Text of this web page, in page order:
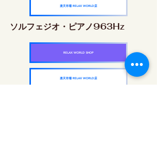
楽天市場 RELAX WORLD店
ソルフェジオ・ピアノ963Hz
RELAX WORLD SHOP
楽天市場 RELAX WORLD店